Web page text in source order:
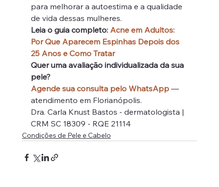
para melhorar a autoestima e a qualidade
de vida dessas mulheres.
Leia o guia completo: Acne em Adultos:
Por Que Aparecem Espinhas Depois dos
25 Anos e Como Tratar
Quer uma avaliação individualizada da sua
pele?
Agende sua consulta pelo WhatsApp —
atendimento em Florianópolis.
Dra. Carla Knust Bastos - dermatologista |
CRM SC 18309 - RQE 21114
Condições de Pele e Cabelo